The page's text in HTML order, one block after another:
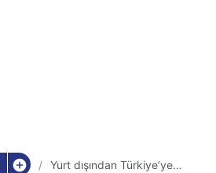
Yurt dışından Türkiye’ye